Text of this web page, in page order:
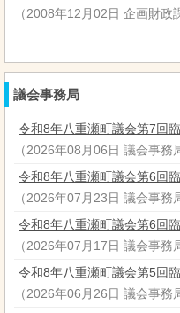
（2008年12月02日 企画財政
議会事務局
令和8年八重瀬町議会第7回
（2026年08月06日 議会事務
令和8年八重瀬町議会第6回
（2026年07月23日 議会事務
令和8年八重瀬町議会第6回
（2026年07月17日 議会事務
令和8年八重瀬町議会第5回
（2026年06月26日 議会事務